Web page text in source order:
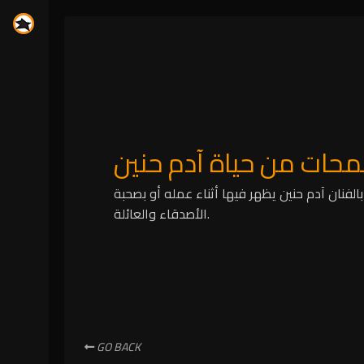
من حياة آدم حنين
آدم حنين يظهر فيها أثناء عمله أو بصحبة
الأصدقاء والعائلة.
GO BACK